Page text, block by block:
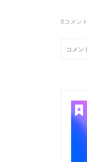
0コメント